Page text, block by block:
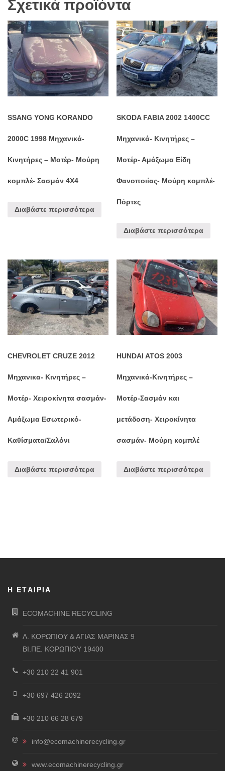
Σχετικά προϊόντα
SSANG YONG KORANDO
2000C 1998 Μηχανικά-
Κινητήρες – Μοτέρ- Μούρη
κομπλέ- Σασμάν 4Χ4
Διαβάστε περισσότερα
SKODA FABIA 2002 1400CC
Μηχανικά- Κινητήρες –
Μοτέρ- Αμάξωμα Είδη
Φανοποιίας- Μούρη κομπλέ-
Πόρτες
Διαβάστε περισσότερα
CHEVROLET CRUZE 2012
Μηχανικα- Κινητήρες –
Μοτέρ- Χειροκίνητα σασμάν-
Αμάξωμα Εσωτερικό-
Καθίσματα/Σαλόνι
Διαβάστε περισσότερα
HUNDAI ATOS 2003
Μηχανικά-Κινητήρες –
Μοτέρ-Σασμάν και
μετάδοση- Χειροκίνητα
σασμάν- Μούρη κομπλέ
Διαβάστε περισσότερα
Η ΕΤΑΙΡΊΑ
ECOMACHINE RECYCLING
Λ. ΚΟΡΩΠΙΟΥ & ΑΓΙΑΣ ΜΑΡΙΝΑΣ 9
ΒΙ.ΠΕ. ΚΟΡΩΠΙΟΥ 19400
+30 210 22 41 901
+30 697 426 2092
+30 210 66 28 679
info@ecomachinerecycling.gr
www.ecomachinerecycling.gr